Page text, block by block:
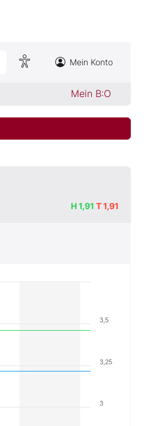
Mein Konto
Mein B:O
H1,91 T1,91
3
3,25
3,5